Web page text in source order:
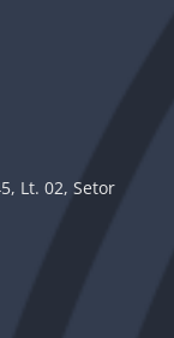
Lt. 02, Setor